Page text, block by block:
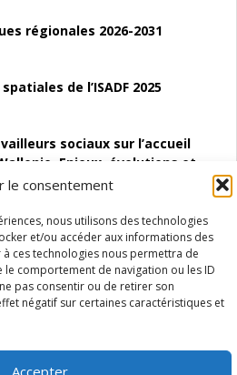
le consentement
nous utilisons des technologies
et/ou accéder aux informations des
ces technologies nous permettra de
comportement de navigation ou les ID
pas consentir ou de retirer son
négatif sur certaines caractéristiques et
Accepter
régionales 2026-2031
de l’ISADF 2025
sociaux sur l’accueil
Enjeux, évolutions et
Structures
d’emploi (SAACE)
:quels indicateurs